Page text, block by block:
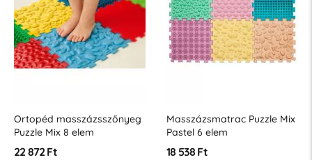
Ortopéd masszázsszőnyeg
Puzzle Mix 8 elem
22 872 Ft
Masszázsmatrac Puzzle Mix
Pastel 6 elem
18 538 Ft